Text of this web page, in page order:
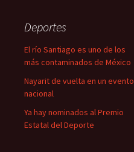
Deportes
El río Santiago es uno de los
más contaminados de México
Nayarit de vuelta en un evento
nacional
Ya hay nominados al Premio
Estatal del Deporte